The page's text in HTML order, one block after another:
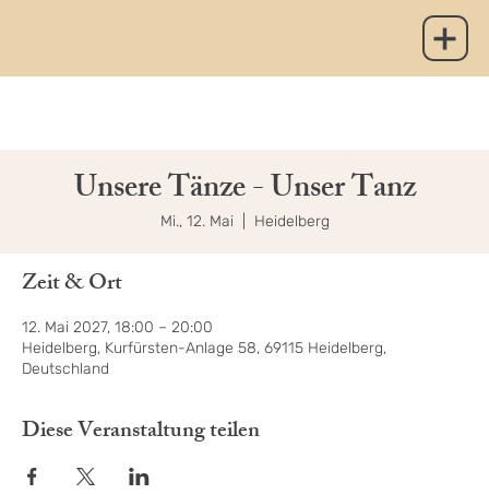
Unsere Tänze - Unser Tanz
Mi., 12. Mai Heidelberg
Zeit & Ort
12. Mai 2027, 18:00 – 20:00
Heidelberg, Kurfürsten-Anlage 58, 69115 Heidelberg,
Deutschland
Diese Veranstaltung teilen